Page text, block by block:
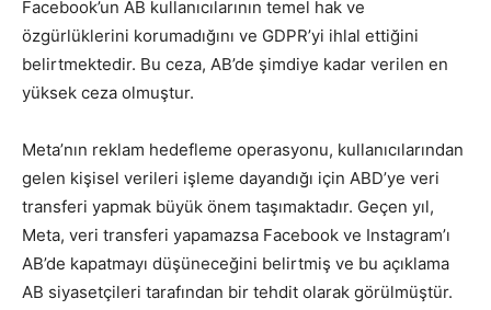
Facebook’un AB kullanıcılarının temel hak ve
özgürlüklerini korumadığını ve GDPR’yi ihlal ettiğini
belirtmektedir. Bu ceza, AB’de şimdiye kadar verilen en
yüksek ceza olmuştur.
Meta’nın reklam hedefleme operasyonu, kullanıcılarından
gelen kişisel verileri işleme dayandığı için ABD’ye veri
transferi yapmak büyük önem taşımaktadır. Geçen yıl,
Meta, veri transferi yapamazsa Facebook ve Instagram’ı
AB’de kapatmayı düşüneceğini belirtmiş ve bu açıklama
AB siyasetçileri tarafından bir tehdit olarak görülmüştür.